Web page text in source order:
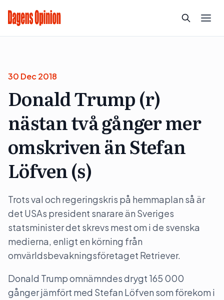
30 Dec 2018
Donald Trump (r)
nästan två gånger mer
omskriven än Stefan
Löfven (s)
Trots val och regeringskris på hemmaplan så är
det USAs president snarare än Sveriges
statsminister det skrevs mest om i de svenska
medierna, enligt en körning från
omvärldsbevakningsföretaget Retriever.
Donald Trump omnämndes drygt 165 000
gånger jämfört med Stefan Löfven som förekom i